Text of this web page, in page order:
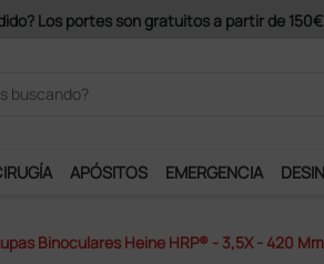
y podrás disfrutar de muchos servicios
APÓSITOS EMERGENCIA
Binoculares Heine HRP® - 3,5X - 420 Mm